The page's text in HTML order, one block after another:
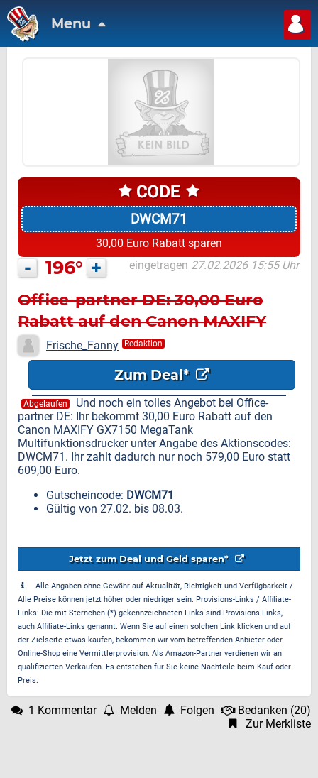
Menu
DWCM71
30,00 Euro Rabatt sparen
- 196° + eingetragen 27.02.2026 15:55 Uhr
Office-partner DE: 30,00 Euro
Rabatt auf den Canon MAXIFY
GX7150 MegaTank
Multifunktionsdrucker
Frische_Fanny Redaktion
Zum Deal*
Abgelaufen
Und noch ein tolles Angebot bei Office-
partner DE: Ihr bekommt 30,00 Euro Rabatt auf den
Canon MAXIFY GX7150 MegaTank
Multifunktionsdrucker unter Angabe des Aktionscodes:
DWCM71. Ihr zahlt dadurch nur noch 579,00 Euro statt
609,00 Euro.
Gutscheincode: DWCM71
Gültig von 27.02. bis 08.03.
Jetzt zum Deal und Geld sparen*
Alle Angaben ohne Gewähr auf Aktualität, Richtigkeit und Verfügbarkeit /
Alle Preise können jetzt höher oder niedriger sein. Provisions-Links / Affiliate-
Links: Die mit Sternchen (*) gekennzeichneten Links sind Provisions-Links,
auch Affiliate-Links genannt. Wenn Sie auf einen solchen Link klicken und auf
der Zielseite etwas kaufen, bekommen wir vom betreffenden Anbieter oder
Online-Shop eine Vermittlerprovision. Als Amazon-Partner verdienen wir an
qualifizierten Verkäufen. Es entstehen für Sie keine Nachteile beim Kauf oder
Preis.
1 Kommentar Melden Folgen Bedanken (20)
Zur Merkliste